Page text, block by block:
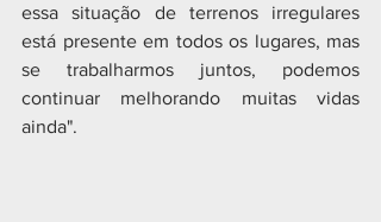
essa situação de terrenos irregulares
está presente em todos os lugares, mas
se trabalharmos juntos, podemos
continuar melhorando muitas vidas
ainda".